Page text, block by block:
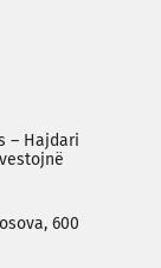
– Hajdari
600